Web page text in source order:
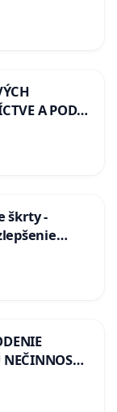
A POD
& žiadosť
a
škrty -